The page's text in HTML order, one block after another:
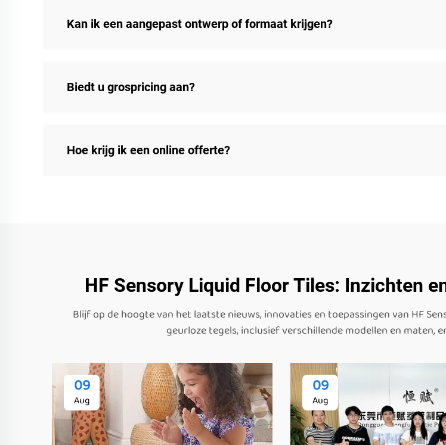
Kan ik een aangepast ontwerp of formaat krijgen?
Biedt u grospricing aan?
Hoe krijg ik een online offerte?
HF Sensory Liquid Floor Tiles: Inzichten
Blijf op de hoogte van het laatste nieuws, innovaties en toepassingen van HF
geurloze tegels, inclusief verschillende modellen en maten,
09
Aug
09
Aug